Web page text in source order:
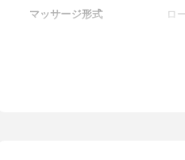
マッサージ形式
ロ
足